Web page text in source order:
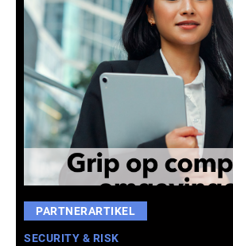
PARTNERARTIKEL
SECURITY & RISK